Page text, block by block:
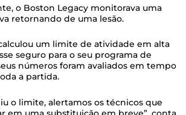
o Boston Legacy monitorava uma
retornando de uma lesão.
um limite de atividade em alta
seguro para o seu programa de
números foram avaliados em tempo
a partida.
o limite, alertamos os técnicos que